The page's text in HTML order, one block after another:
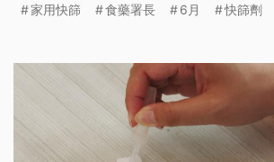
家用快篩 食藥署長 6月 快篩劑